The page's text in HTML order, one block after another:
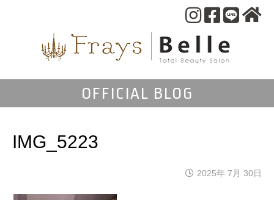
OFFICIAL BLOG
IMG_5223
2025年 7月 30日